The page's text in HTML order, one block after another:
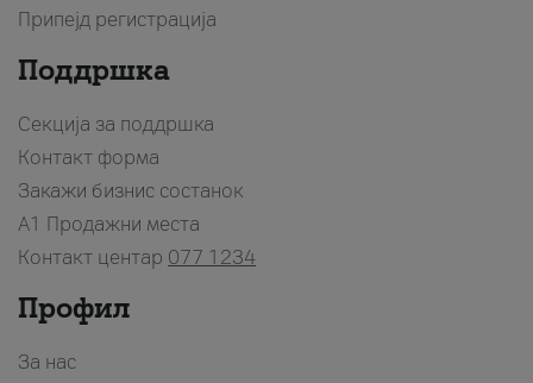
Припејд регистрација
Поддршка
Секција за поддршка
Контакт форма
Закажи бизнис состанок
A1 Продажни места
Контакт центар 077 1234
Профил
За нас